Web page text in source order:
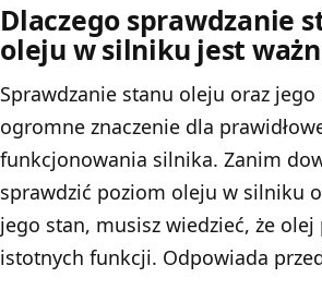
Dlaczego sprawdzanie
oleju w silniku jest
Sprawdzanie stanu oleju oraz
ogromne znaczenie dla
funkcjonowania silnika. Zanim
sprawdzić poziom oleju w silniku
jego stan, musisz wiedzieć, że olej
istotnych funkcji. Odpowiada